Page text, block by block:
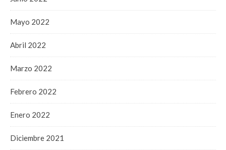
Mayo 2022
Abril 2022
Marzo 2022
Febrero 2022
Enero 2022
Diciembre 2021